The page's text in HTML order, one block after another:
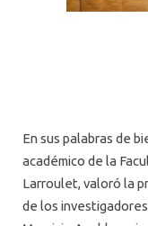
En sus palabras de
académico de la
Larroulet, valoró la
de los